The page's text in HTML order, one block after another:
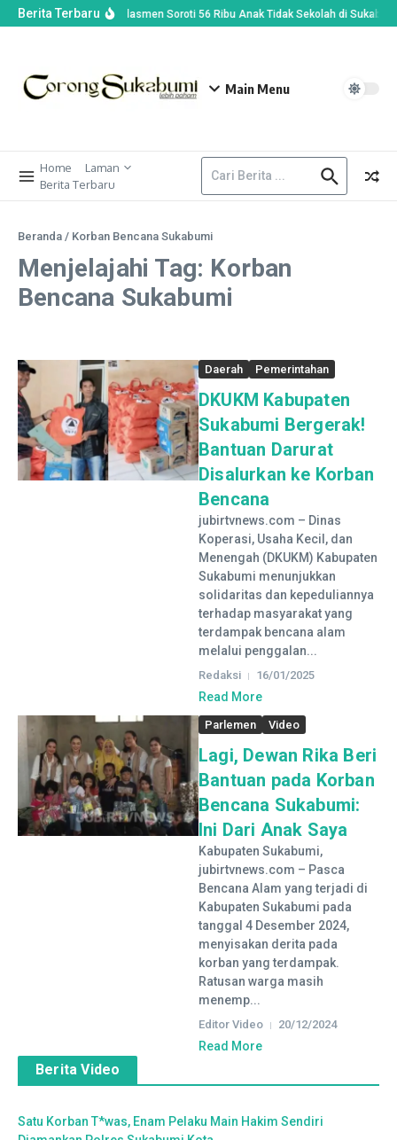
Berita TerbaruWamendikdasmen Soroti 56 Ribu Anak Tidak Sekolah di
Main Menu
Home
Laman
Berita Terbaru
Beranda / Korban Bencana Sukabumi
Menjelajahi Tag: Korban
Bencana Sukabumi
Daerah Pemerintahan
DKUKM Kabupaten
Sukabumi Bergerak!
Bantuan Darurat
Disalurkan ke Korban
Bencana
jubirtvnews.com – Dinas
Koperasi, Usaha Kecil, dan
Menengah (DKUKM) Kabupaten
Sukabumi menunjukkan
solidaritas dan kepeduliannya
terhadap masyarakat yang
terdampak bencana alam
melalui penggalan...
Redaksi 16/01/2025
Read More
Parlemen Video
Lagi, Dewan Rika Beri
Bantuan pada Korban
Bencana Sukabumi:
Ini Dari Anak Saya
Kabupaten Sukabumi,
jubirtvnews.com – Pasca
Bencana Alam yang terjadi di
Kabupaten Sukabumi pada
tanggal 4 Desember 2024,
menyisakan derita pada
korban yang terdampak.
Ratusan warga masih
menemp...
Editor Video 20/12/2024
Read More
Berita Video
Satu Korban T*was, Enam Pelaku Main Hakim Sendiri